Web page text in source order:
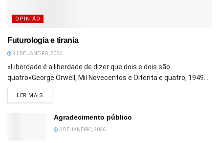
OPINIÃO
Futurologia e tirania
31 DE JANEIRO, 2026
«Liberdade é a liberdade de dizer que dois e dois são
quatro»George Orwell, Mil Novecentos e Oitenta e quatro, 1949...
LER MAIS
Agradecimento público
6 DE JANEIRO, 2026